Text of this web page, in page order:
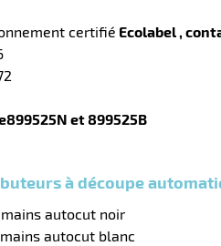
certifié Ecolabel ,
et 899525B
à découpe
autocut noir
autocut blanc